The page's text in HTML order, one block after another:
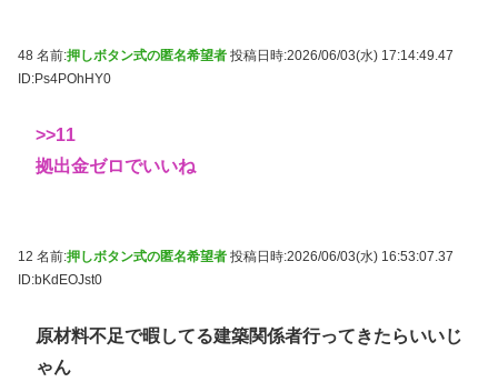
48 名前:押しボタン式の匿名希望者 投稿日時:2026/06/03(水) 17:14:49.47
ID:Ps4POhHY0
>>11
拠出金ゼロでいいね
12 名前:押しボタン式の匿名希望者 投稿日時:2026/06/03(水) 16:53:07.37
ID:bKdEOJst0
原材料不足で暇してる建築関係者行ってきたらいいじ
ゃん